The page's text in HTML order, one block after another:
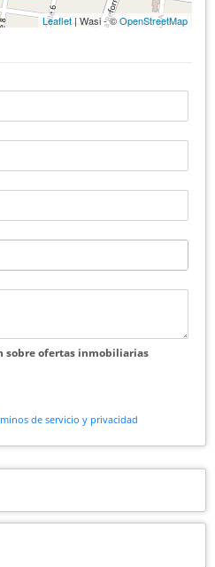
Leaflet| Wasi - ©OpenStreetMap
sobre ofertas inmobiliarias
de servicio y privacidad